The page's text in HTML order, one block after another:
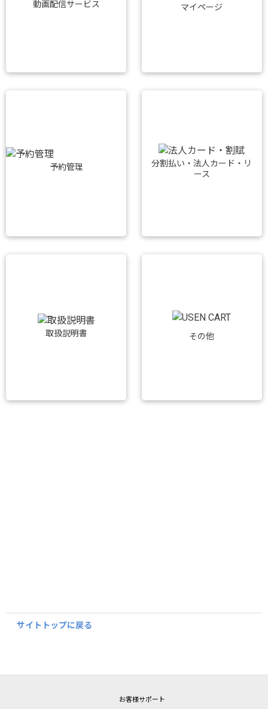
動画配信サービス マイページ
予約管理
分割払い・法人カード・リ
ース
取扱説明書 その他
サイトトップに戻る
お客様サポート